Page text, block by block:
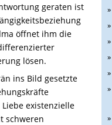
geraten ist
öffnet ihm die
lösen.
ins Bild gesetzte
existenzielle
schweren
»
»
»
»
»
»
»